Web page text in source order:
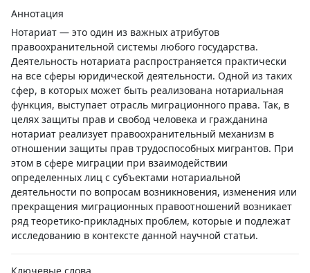
Аннотация
Нотариат — это один из важных атрибутов
правоохранительной системы любого государства.
Деятельность нотариата распространяется практически
на все сферы юридической деятельности. Одной из таких
сфер, в которых может быть реализована нотариальная
функция, выступает отрасль миграционного права. Так, в
целях защиты прав и свобод человека и гражданина
нотариат реализует правоохранительный механизм в
отношении защиты прав трудоспособных мигрантов. При
этом в сфере миграции при взаимодействии
определенных лиц с субъектами нотариальной
деятельности по вопросам возникновения, изменения или
прекращения миграционных правоотношений возникает
ряд теоретико-прикладных проблем, которые и подлежат
исследованию в контексте данной научной статьи.